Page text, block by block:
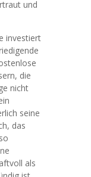
und
investiert
die
nicht
seine
das
als